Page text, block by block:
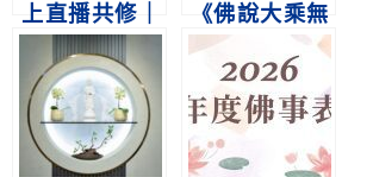
上直播共修｜
新莊念佛堂佛
七暨三時繫念
法會
《佛說大乘無
量壽莊嚴清淨
平等覺經》啟
事｜悟道法師